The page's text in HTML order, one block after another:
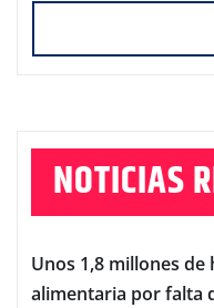
NOTICIAS
Unos 1,8 millones
alimentaria por falta